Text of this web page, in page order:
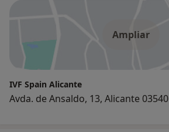
Ampliar
IVF Spain Alicante
Avda. de Ansaldo, 13, Alicante 03540